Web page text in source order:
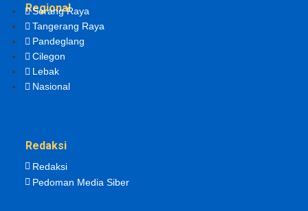
Regional
Serang Raya
Tangerang Raya
Pandeglang
Cilegon
Lebak
Nasional
Redaksi
Redaksi
Pedoman Media Siber